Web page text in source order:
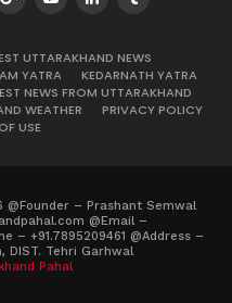
UTTARAKHAND NEWS
YATRA
KEDARNATH YATRA
NEWS FROM UTTARAKHAND
WEATHER
PRIVACY POLICY
USE
– Prashant Semwal
@Email –
– +91.7895209461 @Address –
DIST. Tehri Garhwal
Pahal